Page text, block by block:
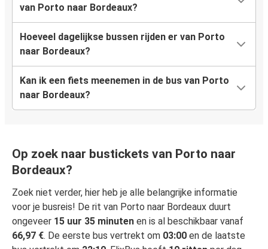
van Porto naar Bordeaux?
Hoeveel dagelijkse bussen rijden er van Porto
naar Bordeaux?
Kan ik een fiets meenemen in de bus van Porto
naar Bordeaux?
Op zoek naar bustickets van Porto naar
Bordeaux?
Zoek niet verder, hier heb je alle belangrijke informatie
voor je busreis! De rit van Porto naar Bordeaux duurt
ongeveer 15 uur 35 minuten en is al beschikbaar vanaf
66,97 €. De eerste bus vertrekt om 03:00 en de laatste